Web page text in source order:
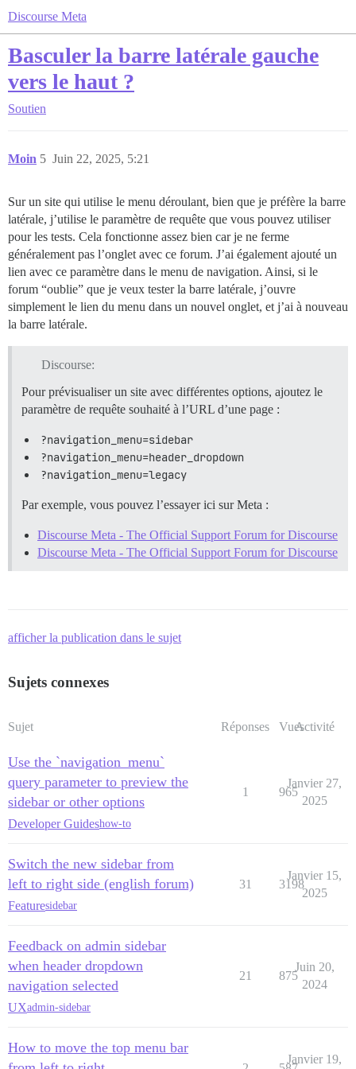
Discourse Meta
Basculer la barre latérale gauche
vers le haut ?
Soutien
Moin Juin 22, 2025, 5:21
5
Sur un site qui utilise le menu déroulant, bien que je préfère la barre
latérale, j’utilise le paramètre de requête que vous pouvez utiliser
pour les tests. Cela fonctionne assez bien car je ne ferme
généralement pas l’onglet avec ce forum. J’ai également ajouté un
lien avec ce paramètre dans le menu de navigation. Ainsi, si le
forum “oublie” que je veux tester la barre latérale, j’ouvre
simplement le lien du menu dans un nouvel onglet, et j’ai à nouveau
la barre latérale.
Discourse:
Pour prévisualiser un site avec différentes options, ajoutez le
paramètre de requête souhaité à l’URL d’une page :
?navigation_menu=sidebar
?navigation_menu=header_dropdown
?navigation_menu=legacy
Par exemple, vous pouvez l’essayer ici sur Meta :
Discourse Meta - The Official Support Forum for Discourse
Discourse Meta - The Official Support Forum for Discourse
afficher la publication dans le sujet
Sujets connexes
Sujet Réponses VuesActivité
Use the `navigation_menu`
query parameter to preview the
sidebar or other options
Developer Guideshow-to
1 965
Janvier 27,
2025
Switch the new sidebar from
left to right side (english forum)
Featuresidebar
31 3198
Janvier 15,
2025
Feedback on admin sidebar
when header dropdown
navigation selected
UXadmin-sidebar
21 875
Juin 20,
2024
How to move the top menu bar
Janvier 19,